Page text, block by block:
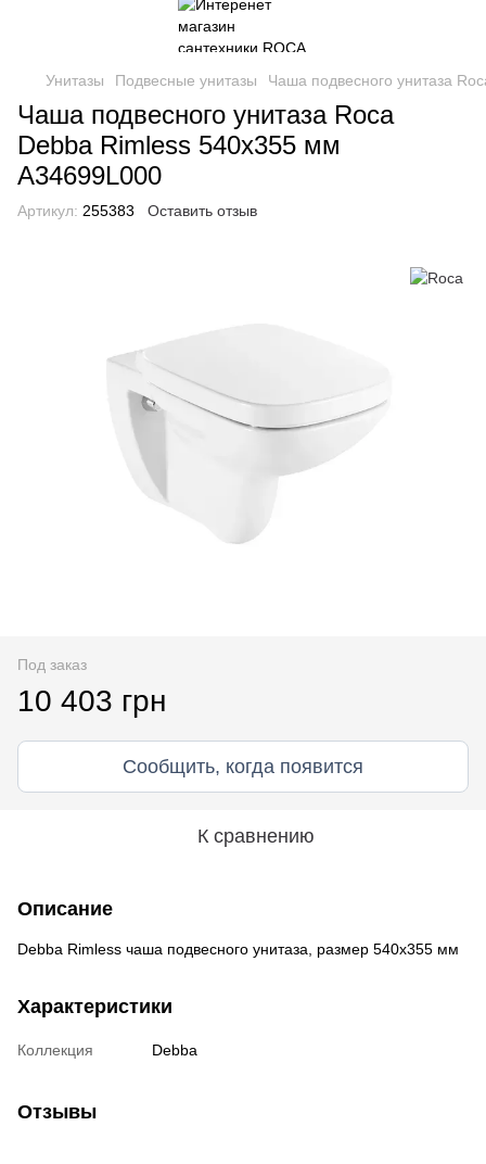
Унитазы Подвесные унитазы Чаша подвесного унитаза
Чаша подвесного унитаза Roca
Debba Rimless 540х355 мм
A34699L000
Артикул: 255383 Оставить отзыв
Под заказ
10 403 грн
Сообщить, когда появится
К сравнению
Описание
Debba Rimless чаша подвесного унитаза, размер 540х355 мм
Характеристики
Коллекция Debba
Отзывы